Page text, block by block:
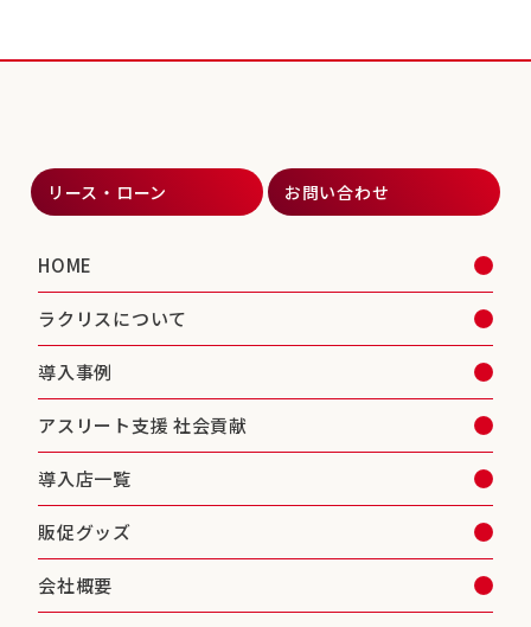
リース・ローン お問い合わせ
HOME
ラクリスについて
導入事例
アスリート支援 社会貢献
導入店一覧
販促グッズ
会社概要